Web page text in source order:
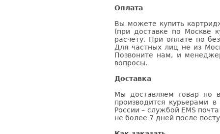
Оплата
Вы можете купить
(при доставке по Москве
расчету. При оплате по
Для частных лиц не из
Позвоните нам, и
вопросы.
Доставка
Мы доставляем товар по
производится курьерами
России – службой EMS
не более 7 дней после